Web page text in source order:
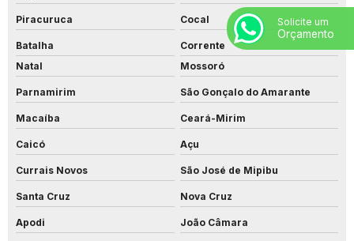
Piracuruca Cocal
Batalha
Corrente
Natal
Mossoró
Parnamirim São Gonçalo do Amarante
Macaíba Ceará-Mirim
Caicó Açu
Currais Novos São José de Mipibu
Santa Cruz Nova Cruz
Apodi João Câmara
Solicite um
Orçamento